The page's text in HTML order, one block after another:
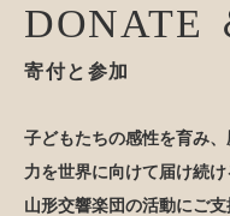
DONATE
寄付と参加
子どもたちの感性を育み
力を世界に向けて届け続け
山形交響楽団の活動にご